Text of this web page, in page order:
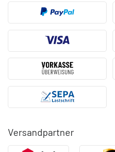
Versandpartner